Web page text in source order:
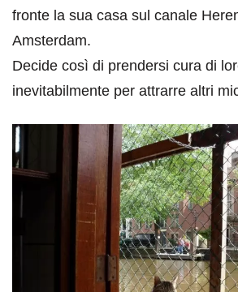
fronte la sua casa sul canale
Amsterdam.
Decide così di prendersi cura di
inevitabilmente per attrarre altri